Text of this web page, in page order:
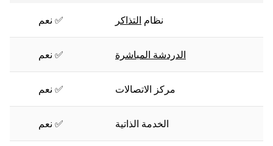
نظام التذاكر ✅ نعم
الدردشة المباشرة ✅ نعم
مركز الاتصالات ✅ نعم
الخدمة الذاتية ✅ نعم